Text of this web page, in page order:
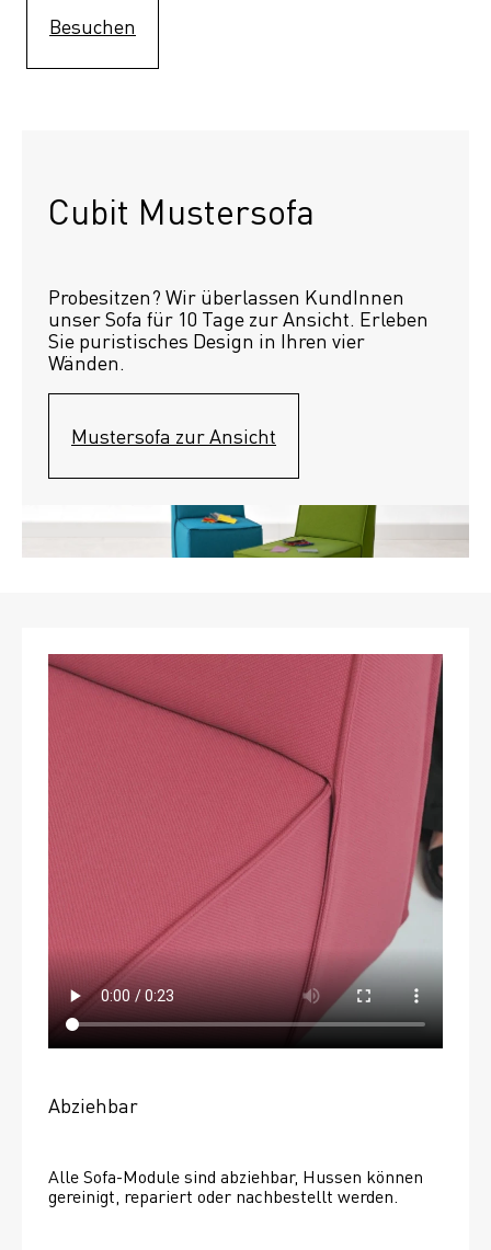
Besuchen
Cubit Mustersofa
Probesitzen? Wir überlassen KundInnen
unser Sofa für 10 Tage zur Ansicht. Erleben
Sie puristisches Design in Ihren vier
Wänden.
Mustersofa zur Ansicht
Abziehbar
Alle Sofa-Module sind abziehbar, Hussen können
gereinigt, repariert oder nachbestellt werden.